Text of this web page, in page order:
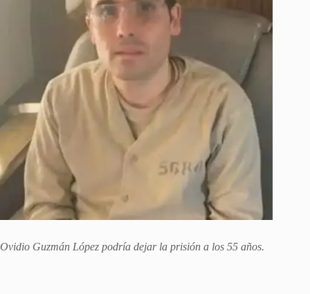
Ovidio Guzmán López podría dejar la prisión a los 55 años.